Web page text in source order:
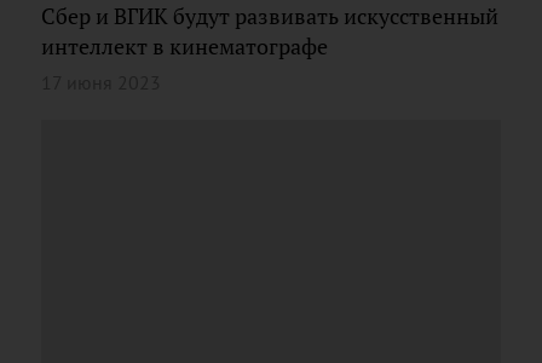
Сбер и ВГИК будут развивать искусственный
интеллект в кинематографе